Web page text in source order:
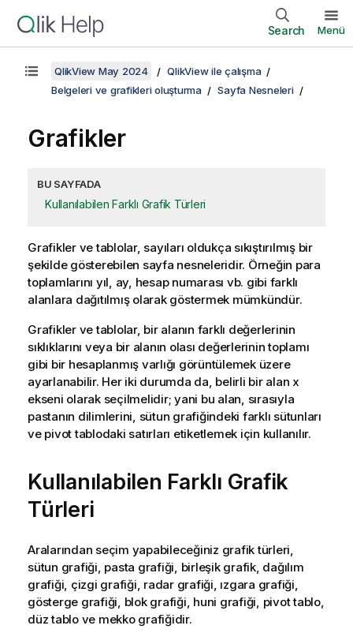
Search Menü
QlikView May 2024
QlikView ile çalışma
Belgeleri ve grafikleri oluşturma
Sayfa Nesneleri
Grafikler
BU SAYFADA
Kullanılabilen Farklı Grafik Türleri
Grafikler ve tablolar, sayıları oldukça sıkıştırılmış bir
şekilde gösterebilen sayfa nesneleridir. Örneğin para
toplamlarını yıl, ay, hesap numarası vb. gibi farklı
alanlara dağıtılmış olarak göstermek mümkündür.
Grafikler ve tablolar, bir alanın farklı değerlerinin
sıklıklarını veya bir alanın olası değerlerinin toplamı
gibi bir hesaplanmış varlığı görüntülemek üzere
ayarlanabilir. Her iki durumda da, belirli bir alan x
ekseni olarak seçilmelidir; yani bu alan, sırasıyla
pastanın dilimlerini, sütun grafiğindeki farklı sütunları
ve pivot tablodaki satırları etiketlemek için kullanılır.
Kullanılabilen Farklı Grafik
Türleri
Aralarından seçim yapabileceğiniz grafik türleri,
sütun grafiği, pasta grafiği, birleşik grafik, dağılım
grafiği, çizgi grafiği, radar grafiği, ızgara grafiği,
gösterge grafiği, blok grafiği, huni grafiği, pivot tablo,
düz tablo ve mekko grafiğidir.